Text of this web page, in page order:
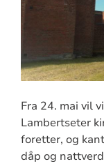
Fra 24. mai vil
Lambertseter
foretter, og
dåp og